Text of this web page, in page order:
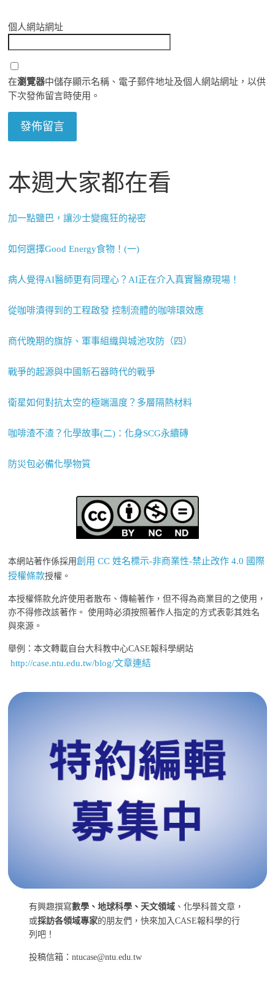
個人網站網址
在瀏覽器中儲存顯示名稱、電子郵件地址及個人網站網址，以供
下次發佈留言時使用。
本週大家都在看
加一點鹽巴，讓沙士變瘋狂的祕密
如何選擇Good Energy食物！(一)
病人覺得AI醫師更有同理心？AI正在介入真實醫療現場！
從咖啡漬得到的工程啟發 控制流體的咖啡環效應
商代晚期的旗斿、軍事組織與城池攻防（四）
戰爭的起源與中國新石器時代的戰爭
衛星如何對抗太空的極端溫度？多層隔熱材料
咖啡渣不渣？化學故事(二)：化身SCG永續磚
防災包必備化學物質
本網站著作係採用創用 CC 姓名標示-非商業性-禁止改作 4.0 國際
授權條款授權。
本授權條款允許使用者散布、傳輸著作，但不得為商業目的之使用，
亦不得修改該著作。 使用時必須按照著作人指定的方式表彰其姓名
與來源。
舉例：本文轉載自台大科教中心CASE報科學網站
http://case.ntu.edu.tw/blog/文章連結
有興趣撰寫數學、地球科學、天文領域 、化學科普文章，
或採訪各領域專家的朋友們，快來加入CASE報科學的行
列吧！
投稿信箱：ntucase@ntu.edu.tw